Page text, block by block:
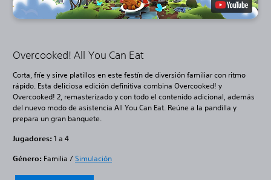
Overcooked! All You Can Eat
Corta, fríe y sirve platillos en este festín de diversión familiar con ritmo
rápido. Esta deliciosa edición definitiva combina Overcooked! y
Overcooked! 2, remasterizado y con todo el contenido adicional, además
del nuevo modo de asistencia All You Can Eat. Reúne a la pandilla y
prepara un gran banquete.
Jugadores: 1 a 4
Género: Familia /Simulación